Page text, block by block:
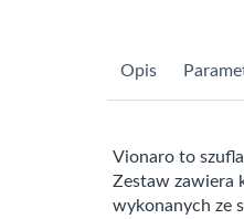
Opis
Vionaro to
Zestaw zawiera
wykonanych ze